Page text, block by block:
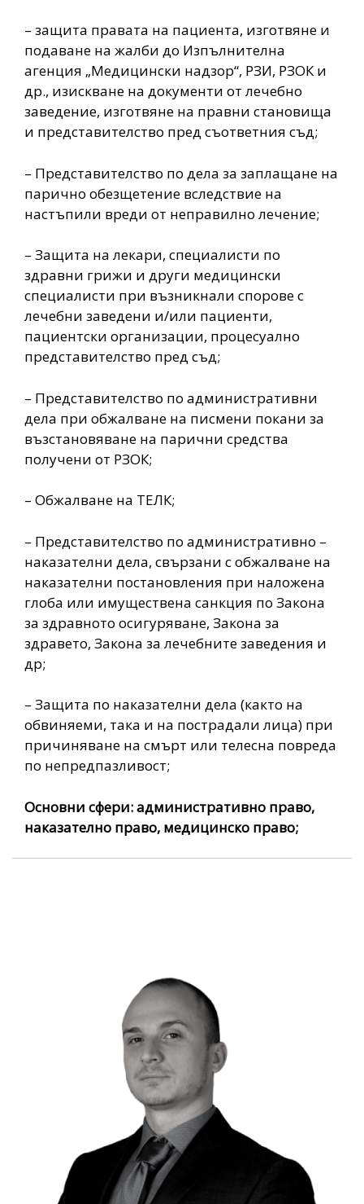
– защита правата на пациента, изготвяне и
подаване на жалби до Изпълнителна
агенция „Медицински надзор“, РЗИ, РЗОК и
др., изискване на документи от лечебно
заведение, изготвяне на правни становища
и представителство пред съответния съд;
– Представителство по дела за заплащане на
парично обезщетение вследствие на
настъпили вреди от неправилно лечение;
– Защита на лекари, специалисти по
здравни грижи и други медицински
специалисти при възникнали спорове с
лечебни заведени и/или пациенти,
пациентски организации, процесуално
представителство пред съд;
– Представителство по административни
дела при обжалване на писмени покани за
възстановяване на парични средства
получени от РЗОК;
– Обжалване на ТЕЛК;
– Представителство по административно –
наказателни дела, свързани с обжалване на
наказателни постановления при наложена
глоба или имуществена санкция по Закона
за здравното осигуряване, Закона за
здравето, Закона за лечебните заведения и
др;
– Защита по наказателни дела (както на
обвиняеми, така и на пострадали лица) при
причиняване на смърт или телесна повреда
по непредпазливост;
Основни сфери: административно право,
наказателно право, медицинско право;